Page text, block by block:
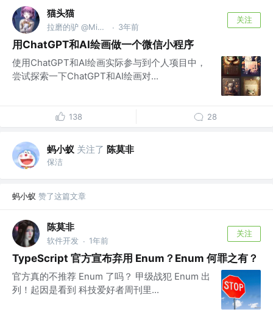
猫头猫
拉磨的驴 @Microsoft · 3年前
关注
用ChatGPT和AI绘画做一个微信小程序
使用ChatGPT和AI绘画实际参与到个人项目中，
尝试探索一下ChatGPT和AI绘画对...
138 28
蚂小蚁 关注了 陈莫非
保洁
蚂小蚁 赞了这篇文章
陈莫非
软件开发 · 1年前
关注
TypeScript 官方宣布弃用 Enum？Enum 何罪之有？
官方真的不推荐 Enum 了吗？ 甲级战犯 Enum 出
列！起因是看到 科技爱好者周刊里...